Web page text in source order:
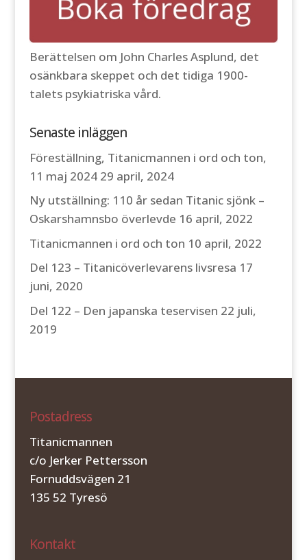
Berättelsen om John Charles Asplund, det
osänkbara skeppet och det tidiga 1900-
talets psykiatriska vård.
Senaste inläggen
Föreställning, Titanicmannen i ord och ton,
11 maj 2024 29 april, 2024
Ny utställning: 110 år sedan Titanic sjönk –
Oskarshamnsbo överlevde 16 april, 2022
Titanicmannen i ord och ton 10 april, 2022
Del 123 – Titanicöverlevarens livsresa 17
juni, 2020
Del 122 – Den japanska teservisen 22 juli,
2019
Postadress
Titanicmannen
c/o Jerker Pettersson
Fornuddsvägen 21
135 52 Tyresö
Kontakt